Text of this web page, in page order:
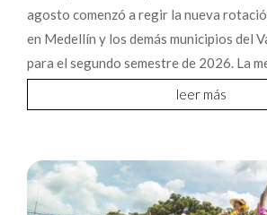
agosto comenzó a regir la nueva
en Medellín y los demás municipios del
para el segundo semestre de 2026. La
leer más